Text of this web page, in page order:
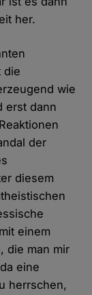
her.
die
wie
erst dann
der
diesem
mit einem
die man mir
eine
herrschen,